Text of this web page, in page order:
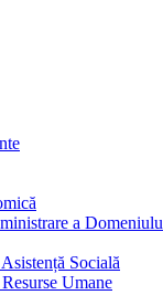
a
Socială
Umane